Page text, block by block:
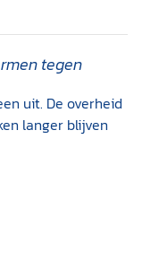
tegen
uit. De overheid
langer blijven